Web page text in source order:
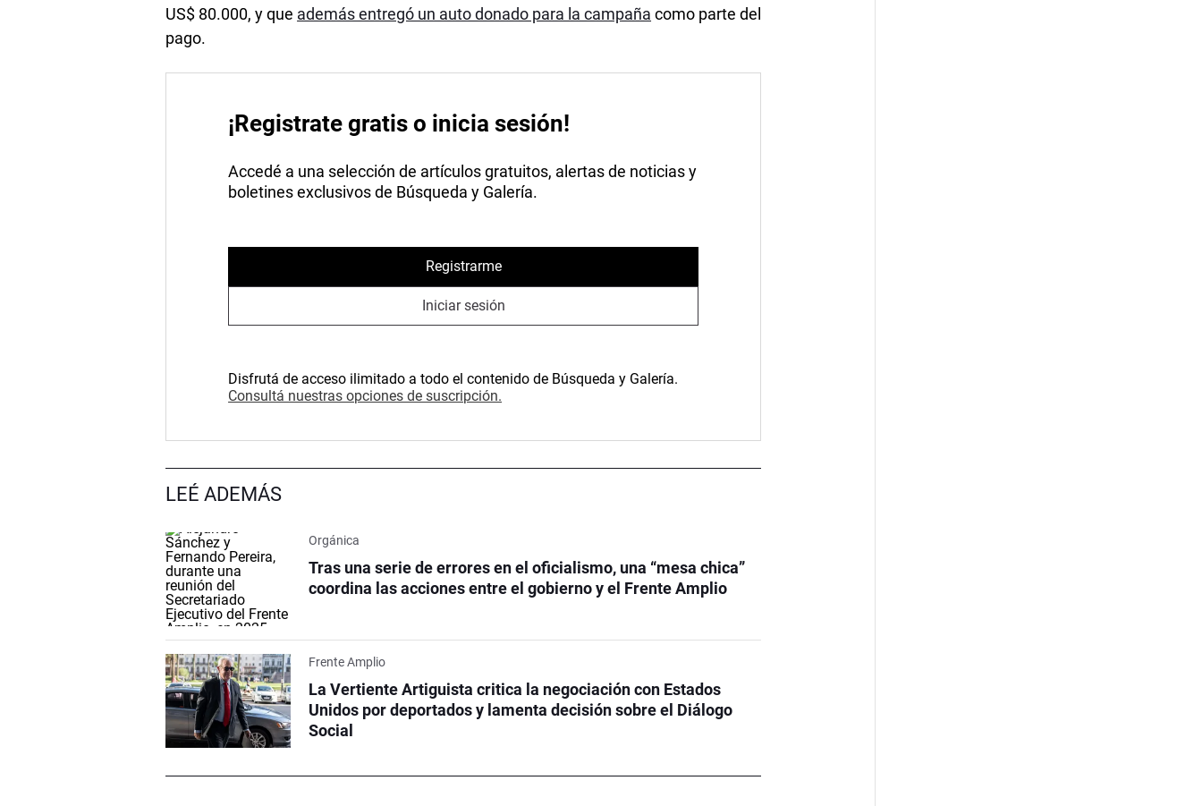
US$ 80.000, y que además entregó un auto donado para la campaña como parte del
pago.
¡Registrate gratis o inicia sesión!
Accedé a una selección de artículos gratuitos, alertas de noticias y
boletines exclusivos de Búsqueda y Galería.
Registrarme
Iniciar sesión
Disfrutá de acceso ilimitado a todo el contenido de Búsqueda y Galería.
Consultá nuestras opciones de suscripción.
LEÉ ADEMÁS
Orgánica
Tras una serie de errores en el oficialismo, una “mesa chica”
coordina las acciones entre el gobierno y el Frente Amplio
Frente Amplio
La Vertiente Artiguista critica la negociación con Estados
Unidos por deportados y lamenta decisión sobre el Diálogo
Social